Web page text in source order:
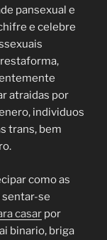
pansexual e
e celebre
atraidas por
individuos
trans, bem
como as
sentar-se
casar por
binario, briga